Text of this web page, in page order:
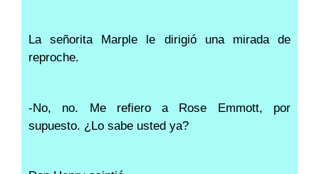
La señorita Marple le dirigió una mirada de
reproche.
-No, no. Me refiero a Rose Emmott, por
supuesto. ¿Lo sabe usted ya?